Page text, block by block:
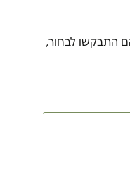
הם התבקשו לבחור,